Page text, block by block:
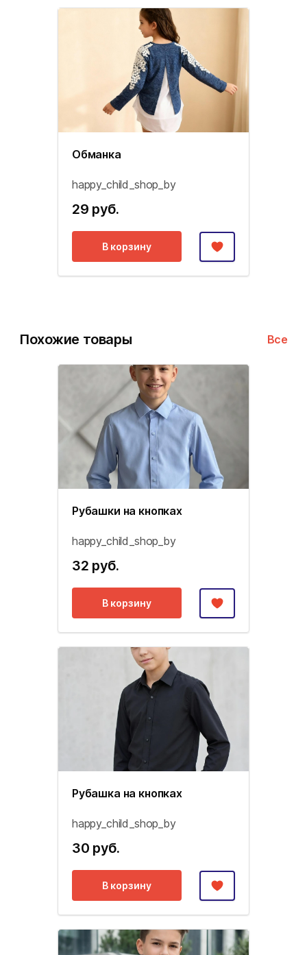
Обманка
happy_child_shop_by
29 руб.
В корзину
Похожие товары Все
Рубашки на кнопках
happy_child_shop_by
32 руб.
В корзину
Рубашка на кнопках
happy_child_shop_by
30 руб.
В корзину